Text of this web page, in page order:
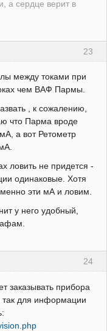
а сердце верит в
23
между токами при
чем ВАФ Пармы.
, к сожалению,
что Парма вроде
а вот Ретометр
ловить не придется -
одинаковые. Хотя
эти мА и ловим.
у него удобный,
24
заказывать прибора
так для информации